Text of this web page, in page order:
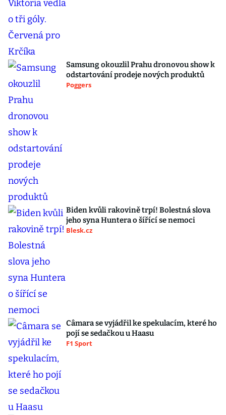
Samsung okouzlil Prahu dronovou show k
odstartování prodeje nových produktů
Poggers
Biden kvůli rakovině trpí! Bolestná slova
jeho syna Huntera o šířící se nemoci
Blesk.cz
Câmara se vyjádřil ke spekulacím, které ho
pojí se sedačkou u Haasu
F1 Sport